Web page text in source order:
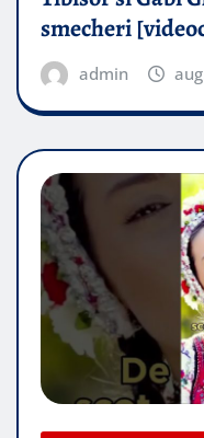
smecheri
admin